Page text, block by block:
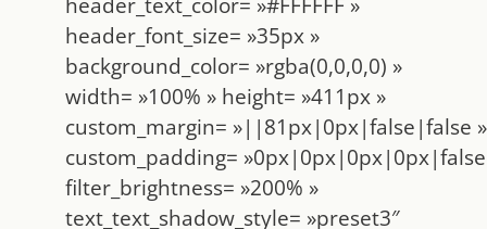
header_font_size= »35px »
background_color= »rgba(0,0,0,0) »
width= »100% » height= »411px »
custom_margin= »||81px|0px|false|false »
custom_padding=
filter_brightness= »200% »
text_text_shadow_style= »preset3″